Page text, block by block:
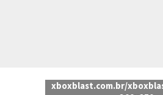
xboxblast.com.br/